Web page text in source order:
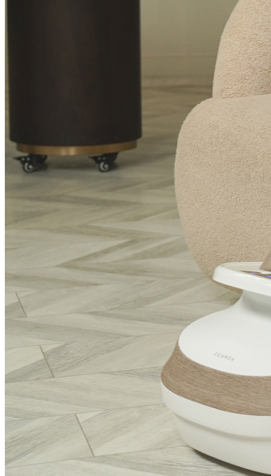
Чтобы вы могли получать только